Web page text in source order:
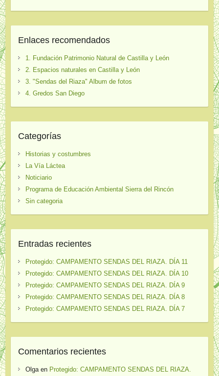
Enlaces recomendados
1. Fundación Patrimonio Natural de Castilla y León
2. Espacios naturales en Castilla y León
3. "Sendas del Riaza" Album de fotos
4. Gredos San Diego
Categorías
Historias y costumbres
La Vía Láctea
Noticiario
Programa de Educación Ambiental Sierra del Rincón
Sin categoria
Entradas recientes
Protegido: CAMPAMENTO SENDAS DEL RIAZA. DÍA 11
Protegido: CAMPAMENTO SENDAS DEL RIAZA. DÍA 10
Protegido: CAMPAMENTO SENDAS DEL RIAZA. DÍA 9
Protegido: CAMPAMENTO SENDAS DEL RIAZA. DÍA 8
Protegido: CAMPAMENTO SENDAS DEL RIAZA. DÍA 7
Comentarios recientes
Olgaen Protegido: CAMPAMENTO SENDAS DEL RIAZA.